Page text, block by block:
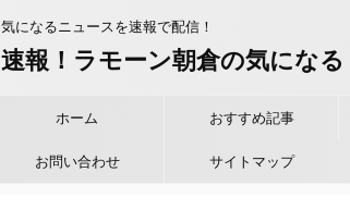
気になるニュースを速報で配信！
速報！ラモーン朝倉の気になる
ホーム おすすめ記事
お問い合わせ サイトマップ